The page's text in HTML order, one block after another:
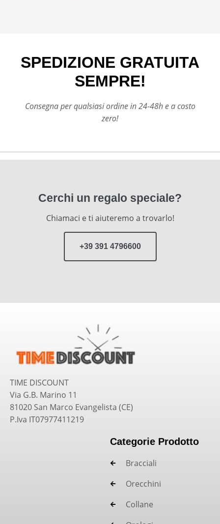
SPEDIZIONE GRATUITA
SEMPRE!
Consegna per qualsiasi ordine in 24-48h e a costo
zero!
Cerchi un regalo speciale?
Chiamaci e ti aiuteremo a trovarlo!
+39 391 4796600
TIME DISCOUNT
Via G.B. Marino 11
81020 San Marco Evangelista (CE)
P.Iva IT07977411219
Categorie Prodotto
Bracciali
Orecchini
Collane